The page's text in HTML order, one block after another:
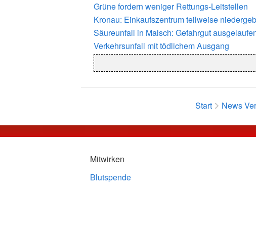
Grüne fordern weniger Rettungs-Leitstellen
Kronau: Einkaufszentrum teilweise
Säureunfall in Malsch: Gefahrgut
Verkehrsunfall mit tödlichem Ausgang
Start News
Mitwirken
Blutspende